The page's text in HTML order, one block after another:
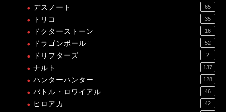
デスノート 65
トリコ 35
ドクターストーン 16
ドラゴンボール 52
ドリフターズ 2
ナルト 137
ハンターハンター 128
バトル・ロワイアル 46
ヒロアカ 42